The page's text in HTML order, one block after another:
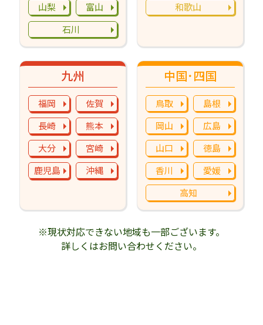
九州
福岡
佐賀
長崎
熊本
大分
宮崎
鹿児島
沖縄
中国･四国
鳥取
島根
岡山
広島
山口
徳島
香川
愛媛
高知
山梨
富山
石川
和歌山
※現状対応できない地域も一部ございます。
詳しくはお問い合わせください。